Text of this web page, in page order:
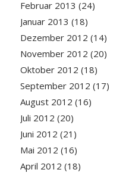
Februar 2013 (24)
Januar 2013 (18)
Dezember 2012 (14)
November 2012 (20)
Oktober 2012 (18)
September 2012 (17)
August 2012 (16)
Juli 2012 (20)
Juni 2012 (21)
Mai 2012 (16)
April 2012 (18)